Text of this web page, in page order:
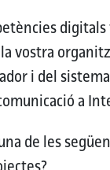
vostra
i del
a
de les